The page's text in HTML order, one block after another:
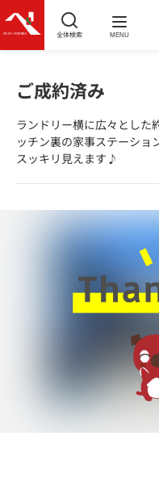
全体検索 MENU
ご成約済み
ランドリー横に広々とした
ッチン裏の家事ステーショ
スッキリ見えます♪